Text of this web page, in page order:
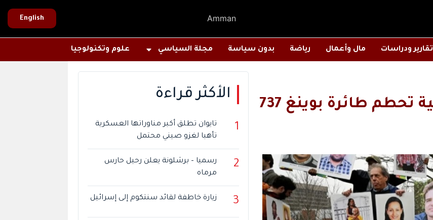
Amman
English
تقارير ودراسات مال وأعمال رياضة بدون سياسة مجلة السياسي علوم وتكنولوجيا
50 مليون دولار تعويضاً لعائلة ضحية تحطم طائرة بوينغ 737
الأكثر قراءة
1
تايوان تطلق أكبر مناوراتها العسكرية
تأهبا لغزو صيني محتمل
2
رسميا – برشلونة يعلن رحيل حارس
مرماه
3 زيارة خاطفة لقائد سنتكوم إلى إسرائيل